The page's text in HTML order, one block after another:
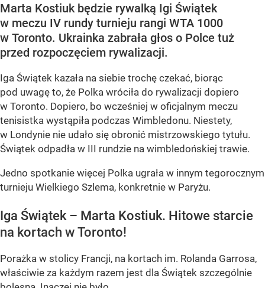
Marta Kostiuk będzie rywalką Igi Świątek
w meczu IV rundy turnieju rangi WTA 1000
w Toronto. Ukrainka zabrała głos o Polce tuż
przed rozpoczęciem rywalizacji.
Iga Świątek kazała na siebie trochę czekać, biorąc
pod uwagę to, że Polka wróciła do rywalizacji dopiero
w Toronto. Dopiero, bo wcześniej w oficjalnym meczu
tenisistka wystąpiła podczas Wimbledonu. Niestety,
w Londynie nie udało się obronić mistrzowskiego tytułu.
Świątek odpadła w III rundzie na wimbledońskiej trawie.
Jedno spotkanie więcej Polka ugrała w innym tegorocznym
turnieju Wielkiego Szlema, konkretnie w Paryżu.
Iga Świątek – Marta Kostiuk. Hitowe starcie
na kortach w Toronto!
Porażka w stolicy Francji, na kortach im. Rolanda Garrosa,
właściwie za każdym razem jest dla Świątek szczególnie